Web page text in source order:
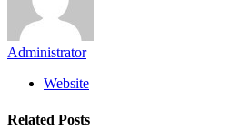
Administrator
Website
Related Posts